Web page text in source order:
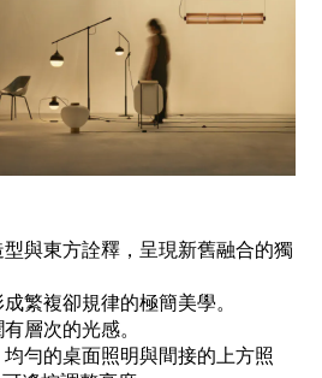
與東方詮釋，呈現新舊融合的獨
繁複卻規律的極簡美學。
層次的光感。
勻的桌面照明與間接的上方照